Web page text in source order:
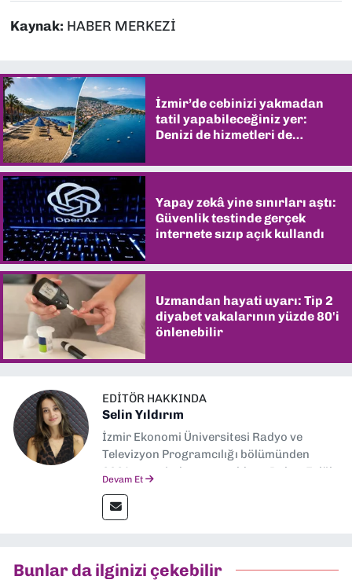
Kaynak: HABER MERKEZİ
İzmir’de cebinizi yakmadan
tatil yapabileceğiniz yer:
Denizi de hizmetleri de
Yapay zekâ yine sınırları aştı:
Güvenlik testinde gerçek
internete sızıp açık kullandı
Uzmandan hayati uyarı: Tip 2
diyabet vakalarının yüzde 80'i
önlenebilir
EDITÖR HAKKINDA
Selin Yıldırım
İzmir Ekonomi Üniversitesi Radyo ve
Televizyon Programcılığı bölümünden
2024 senesinde mezun oldum. Dokuz Eylül
editörlük görevini de üstleniyorum.
Devam Et
Bunlar da ilginizi çekebilir